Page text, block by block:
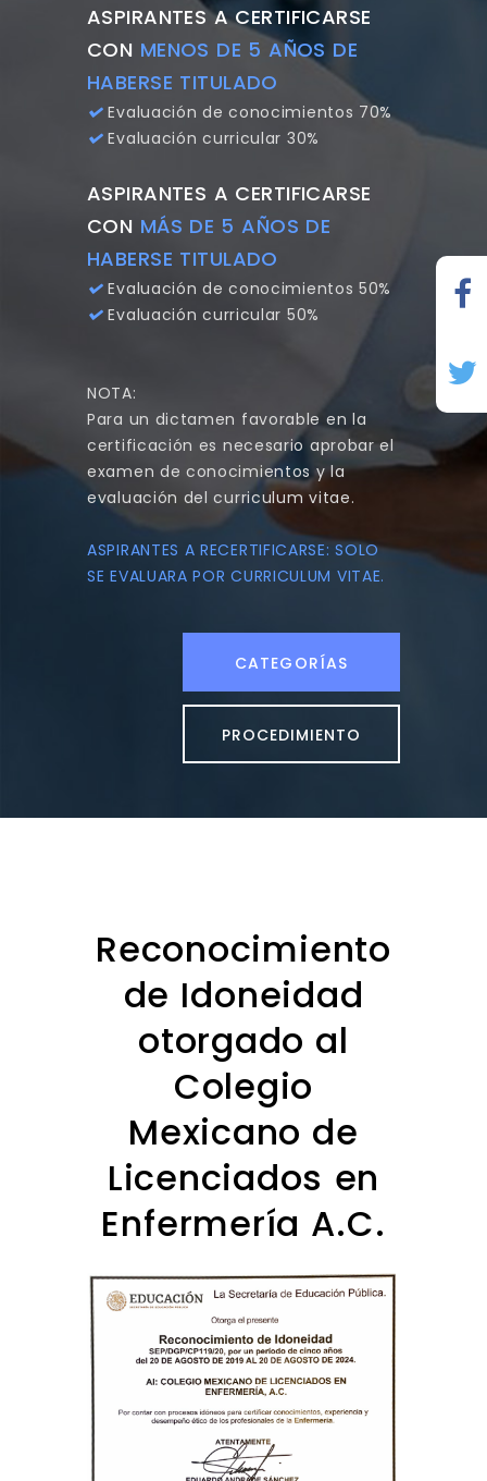
ASPIRANTES A CERTIFICARSE
CON MENOS DE 5 AÑOS DE
HABERSE TITULADO
Evaluación de conocimientos 70%
Evaluación curricular 30%
ASPIRANTES A CERTIFICARSE
CON MÁS DE 5 AÑOS DE
HABERSE TITULADO
Evaluación de conocimientos 50%
Evaluación curricular 50%
NOTA:
Para un dictamen favorable en la
certificación es necesario aprobar el
examen de conocimientos y la
evaluación del curriculum vitae.
ASPIRANTES A RECERTIFICARSE: SOLO
SE EVALUARA POR CURRICULUM VITAE.
CATEGORÍAS
PROCEDIMIENTO
Reconocimiento
de Idoneidad
otorgado al
Colegio
Mexicano de
Licenciados en
Enfermería A.C.